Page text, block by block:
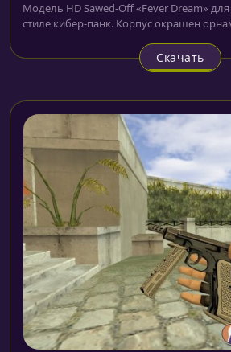
Модель HD Sawed-Off «Fever Dream» для
стиле кибер-панк. Корпус окрашен
Скачать